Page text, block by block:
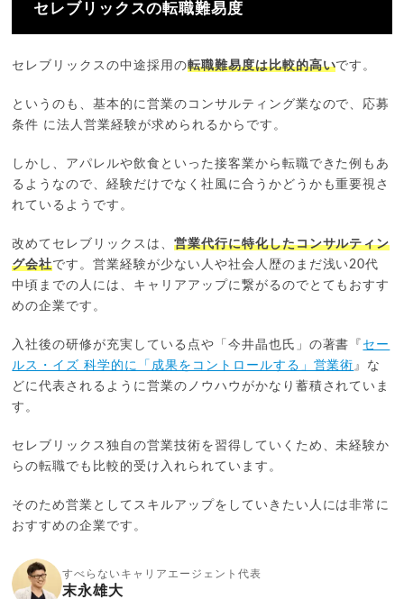
セレブリックスの転職難易度
セレブリックスの中途採用の転職難易度は比較的高いです。
というのも、基本的に営業のコンサルティング業なので、応募
条件 に法人営業経験が求められるからです。
しかし、アパレルや飲食といった接客業から転職できた例もあ
るようなので、経験だけでなく社風に合うかどうかも重要視さ
れているようです。
改めてセレブリックスは、 営業代行に特化したコンサルティン
グ会社です。営業経験が少ない人や社会人歴のまだ浅い20代
中頃までの人には、キャリアアップに繋がるのでとてもおすす
めの企業です。
入社後の研修が充実している点や「今井晶也氏」の著書『 セー
ルス・イズ 科学的に「成果をコントロールする」営業術 』な
どに代表されるように営業のノウハウがかなり蓄積されていま
す。
セレブリックス独自の営業技術を習得していくため、未経験か
らの転職でも比較的受け入れられています。
そのため営業としてスキルアップをしていきたい人には非常に
おすすめの企業です。
すべらないキャリアエージェント代表
末永雄大